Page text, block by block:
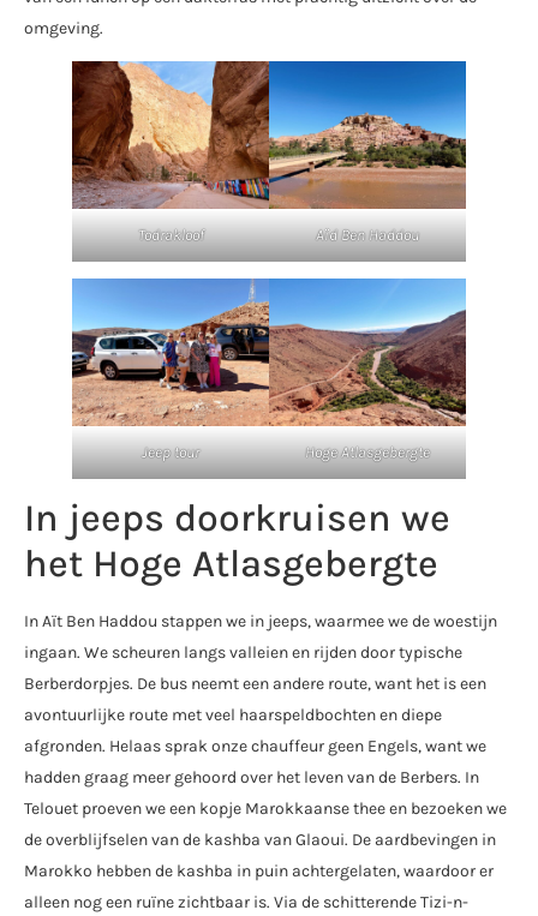
omgeving.
Todrakloof Aïd Ben Haddou
Jeep tour Hoge Atlasgebergte
In jeeps doorkruisen we
het Hoge Atlasgebergte
In Aït Ben Haddou stappen we in jeeps, waarmee we de woestijn
ingaan. We scheuren langs valleien en rijden door typische
Berberdorpjes. De bus neemt een andere route, want het is een
avontuurlijke route met veel haarspeldbochten en diepe
afgronden. Helaas sprak onze chauffeur geen Engels, want we
hadden graag meer gehoord over het leven van de Berbers. In
Telouet proeven we een kopje Marokkaanse thee en bezoeken we
de overblijfselen van de kashba van Glaoui. De aardbevingen in
Marokko hebben de kashba in puin achtergelaten, waardoor er
alleen nog een ruïne zichtbaar is. Via de schitterende Tizi-n-